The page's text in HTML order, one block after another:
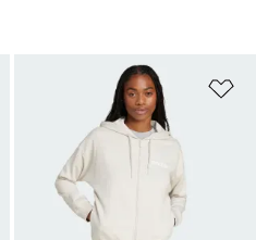
Zur Wunschliste hinzufügen